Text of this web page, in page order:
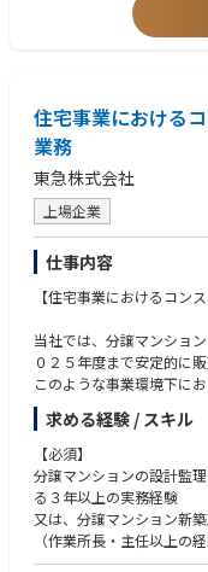
（４）行政諸官庁との都
住宅事業における
業務
東急株式会社
上場企業
仕事内容
【住宅事業におけるコン
当社では、分譲マンショ
０２５年度まで安定的に
このような事業環境下に
ントや品質管理の経験が
募集いたします。
※本募集は、初期の配属
求める経験 / スキル
【必須】
分譲マンションの設計監
る３年以上の実務経験
又は、分譲マンション新
（作業所長・主任以上の経